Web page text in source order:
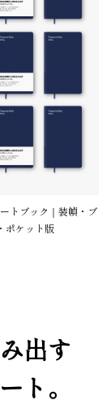
トブック｜装幀・ブ
ポケット版
出す
ト。